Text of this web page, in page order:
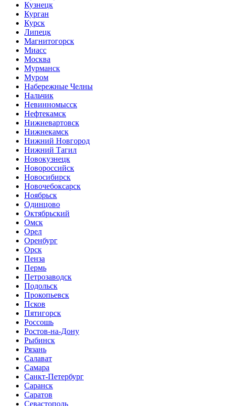
Кузнецк
Курган
Курск
Липецк
Магнитогорск
Миасс
Москва
Мурманск
Муром
Набережные Челны
Нальчик
Невинномысск
Нефтекамск
Нижневартовск
Нижнекамск
Нижний Новгород
Нижний Тагил
Новокузнецк
Новороссийск
Новосибирск
Новочебоксарск
Ноябрьск
Одинцово
Октябрьский
Омск
Орел
Оренбург
Орск
Пенза
Пермь
Петрозаводск
Подольск
Прокопьевск
Псков
Пятигорск
Россошь
Ростов-на-Дону
Рыбинск
Рязань
Салават
Самара
Санкт-Петербург
Саранск
Саратов
Севастополь